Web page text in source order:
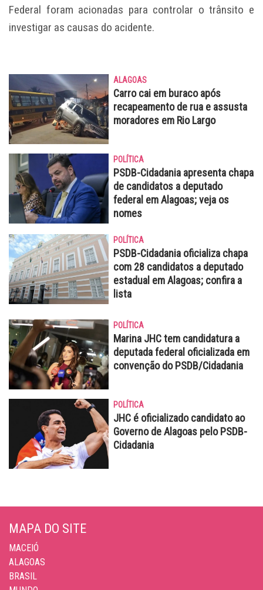
Federal foram acionadas para controlar o trânsito e
investigar as causas do acidente.
ALAGOAS
Carro cai em buraco após
recapeamento de rua e assusta
moradores em Rio Largo
POLÍTICA
PSDB-Cidadania apresenta chapa
de candidatos a deputado
federal em Alagoas; veja os
nomes
POLÍTICA
PSDB-Cidadania oficializa chapa
com 28 candidatos a deputado
estadual em Alagoas; confira a
lista
POLÍTICA
Marina JHC tem candidatura a
deputada federal oficializada em
convenção do PSDB/Cidadania
POLÍTICA
JHC é oficializado candidato ao
Governo de Alagoas pelo PSDB-
Cidadania
MAPA DO SITE
MACEIÓ
ALAGOAS
BRASIL